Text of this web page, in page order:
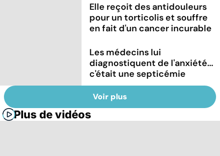
Elle reçoit des antidouleurs
pour un torticolis et souffre
en fait d'un cancer incurable
Les médecins lui
diagnostiquent de l'anxiété...
c'était une septicémie
Voir plus
Plus de vidéos